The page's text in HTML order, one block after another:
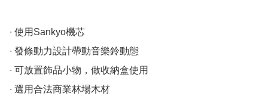
∙ 使用Sankyo機芯
∙ 發條動力設計帶動音樂鈴動態
∙ 可放置飾品小物，做收納盒使用
∙ 選用合法商業林場木材